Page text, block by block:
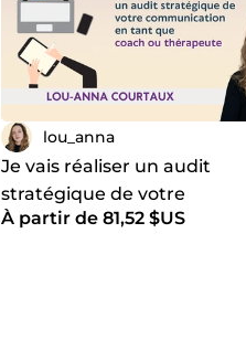
lou_anna
Je vais réaliser un audit
stratégique de votre
communication en tant que
À partir de 81,52 $US